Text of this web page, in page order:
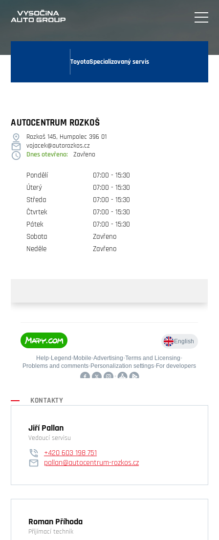
ToyotaSpecializovaný servis
AUTOCENTRUM ROZKOŠ
Rozkoš 145, Humpolec 396 01
vojacek@autorozkos.cz
Dnes otevřeno:
Zavřeno
Pondělí
07:00 - 15:30
Úterý
07:00 - 15:30
Středa
07:00 - 15:30
Čtvrtek
07:00 - 15:30
Pátek
07:00 - 15:30
Sobota
Zavřeno
Neděle
Zavřeno
KONTAKTY
Jiří Pallan
Vedoucí servisu
+420 603 198 751
pallan@autocentrum-rozkos.cz
Roman Příhoda
Přijímací technik